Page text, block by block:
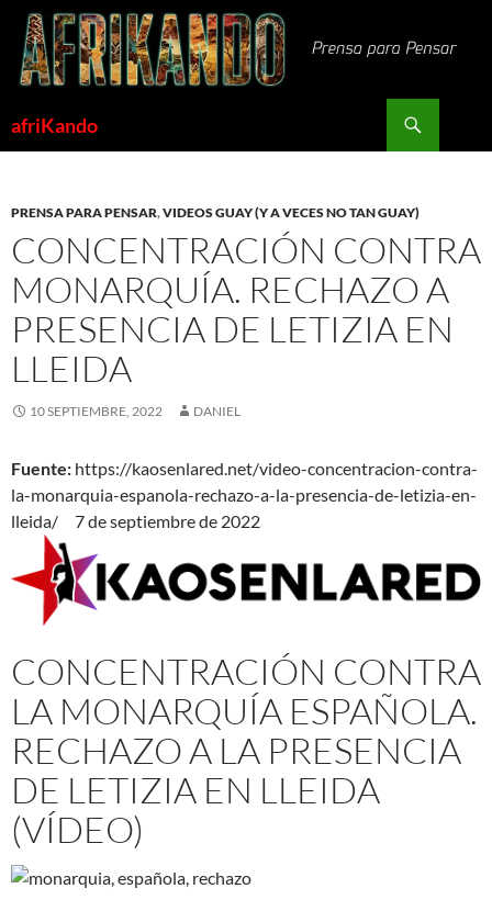
Saltar
contenido
afriKando
PRENSA PARA PENSAR,VIDEOS GUAY (Y A VECES NO TAN GUAY)
CONCENTRACIÓN CONTRA
MONARQUÍA. RECHAZO A
PRESENCIA DE LETIZIA EN
LLEIDA
10 SEPTIEMBRE, 2022 DANIEL
Fuente: https://kaosenlared.net/video-concentracion-contra-
la-monarquia-espanola-rechazo-a-la-presencia-de-letizia-en-
lleida/ 7 de septiembre de 2022
CONCENTRACIÓN CONTRA
LA MONARQUÍA ESPAÑOLA.
RECHAZO A LA PRESENCIA
DE LETIZIA EN LLEIDA
(VÍDEO)